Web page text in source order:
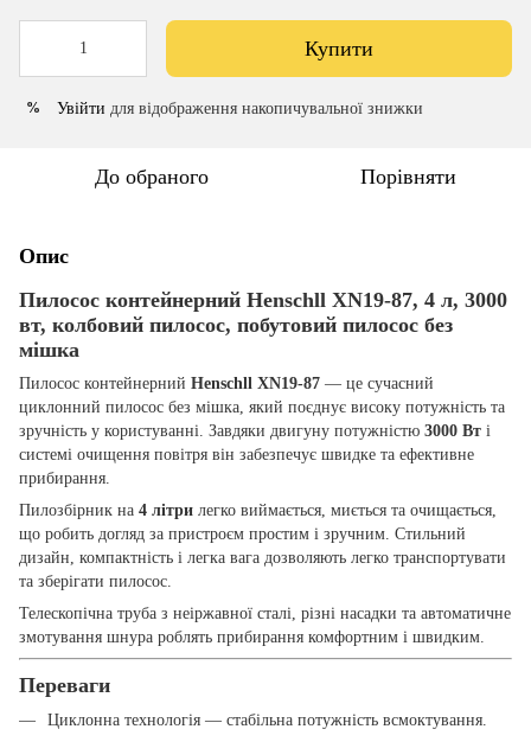
Купити
% Увійти для відображення накопичувальної знижки
До обраного Порівняти
Опис
Пилосос контейнерний Henschll XN19-87, 4 л, 3000
вт, колбовий пилосос, побутовий пилосос без
мішка
Пилосос контейнерний Henschll XN19-87 — це сучасний
циклонний пилосос без мішка, який поєднує високу потужність та
зручність у користуванні. Завдяки двигуну потужністю 3000 Вт і
системі очищення повітря він забезпечує швидке та ефективне
прибирання.
Пилозбірник на 4 літри легко виймається, миється та очищається,
що робить догляд за пристроєм простим і зручним. Стильний
дизайн, компактність і легка вага дозволяють легко транспортувати
та зберігати пилосос.
Телескопічна труба з неіржавної сталі, різні насадки та автоматичне
змотування шнура роблять прибирання комфортним і швидким.
Переваги
Циклонна технологія — стабільна потужність всмоктування.